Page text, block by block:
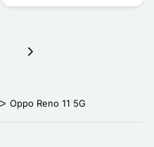
Oppo Reno 11 5G